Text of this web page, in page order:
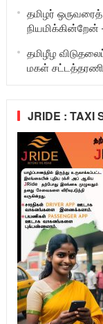
தமிழர்
நியமிக்கின்றேன்
தமிழீழ
மகள்
JRIDE : TAXI